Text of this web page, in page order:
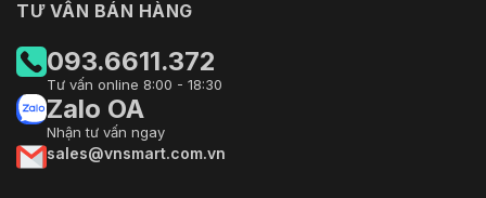
TƯ VẤN BÁN HÀNG
093.6611.372
Tư vấn online 8:00 - 18:30
Zalo OA
Nhận tư vấn ngay
sales@vnsmart.com.vn